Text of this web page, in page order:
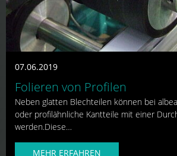
07.06.2019
Folieren von Profilen
Neben glatten Blechteilen können bei
oder profilähnliche Kantteile mit einer
werden.Diese…
MEHR ERFAHREN